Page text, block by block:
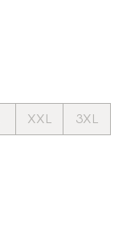
XXL
3XL